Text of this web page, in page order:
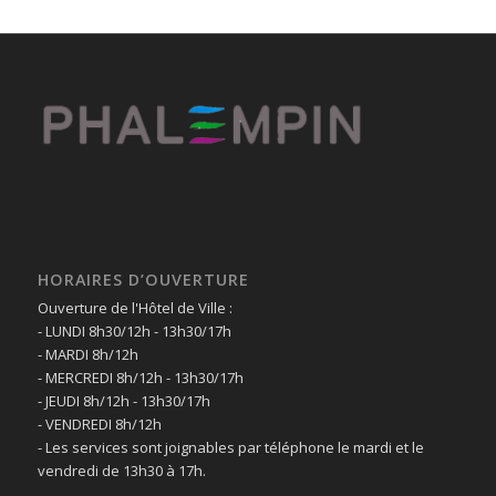
HORAIRES D’OUVERTURE
Ouverture de l'Hôtel de Ville :
- LUNDI 8h30/12h - 13h30/17h
- MARDI 8h/12h
- MERCREDI 8h/12h - 13h30/17h
- JEUDI 8h/12h - 13h30/17h
- VENDREDI 8h/12h
- Les services sont joignables par téléphone le mardi et le
vendredi de 13h30 à 17h.